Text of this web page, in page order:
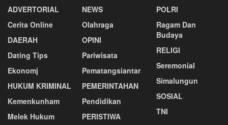
ADVERTORIAL
Cerita Online
DAERAH
Dating Tips
Ekonomj
HUKUM KRIMINAL
Kemenkunham
Melek Hukum
NEWS
Olahraga
OPINI
Pariwisata
Pematangsiantar
PEMERINTAHAN
Pendidikan
PERISTIWA
POLRI
Ragam Dan
Budaya
RELIGI
Seremonial
Simalungun
SOSIAL
TNI